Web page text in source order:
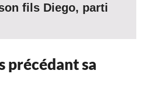
fils Diego, parti
précédant sa